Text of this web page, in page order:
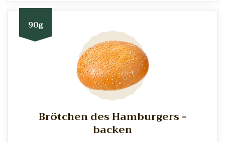
90g
Brötchen des Hamburgers -
backen